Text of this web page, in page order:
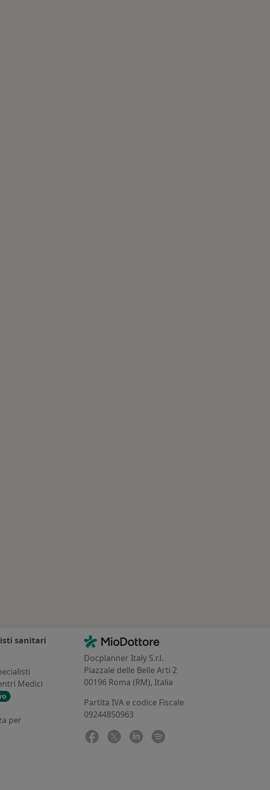
sanitari
Medici
per
Contatti
MioDottore - Homepage
Docplanner Italy S.r.l.
Piazzale delle Belle Arti 2
00196 Roma (RM), Italia
Partita IVA e codice Fiscale
09244850963
Facebook
si apre in una nuova scheda
Twitter
si apre in una nuova scheda
Linkedin
si apre in una nuova scheda